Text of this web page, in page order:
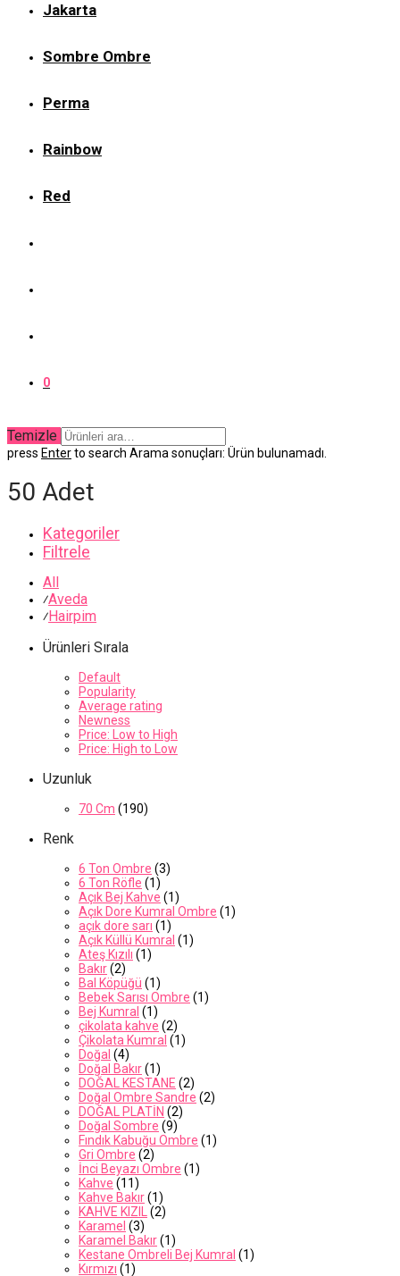
Jakarta
Sombre Ombre
Perma
Rainbow
Red
0
Temizle
press Enterto search Arama sonuçları: Ürün bulunamadı.
50 Adet
Kategoriler
Filtrele
All
⁄Aveda
⁄Hairpim
Ürünleri Sırala
Default
Popularity
Average rating
Newness
Price: Low to High
Price: High to Low
Uzunluk
70 Cm (190)
Renk
6 Ton Ombre (3)
6 Ton Röfle (1)
Açık Bej Kahve (1)
Açık Dore Kumral Ombre (1)
açık dore sarı (1)
Açık Küllü Kumral (1)
Ateş Kızılı (1)
Bakır(2)
Bal Köpüğü (1)
Bebek Sarısı Ombre (1)
Bej Kumral (1)
çikolata kahve (2)
Çikolata Kumral (1)
Doğal (4)
Doğal Bakır(1)
DOĞAL KESTANE (2)
Doğal Ombre Sandre (2)
DOĞAL PLATİN (2)
Doğal Sombre (9)
Fındık Kabuğu Ombre (1)
Gri Ombre (2)
İnci Beyazı Ombre (1)
Kahve (11)
Kahve Bakır(1)
KAHVE KIZIL (2)
Karamel (3)
Karamel Bakır(1)
Kestane Ombreli Bej Kumral (1)
Kırmızı (1)